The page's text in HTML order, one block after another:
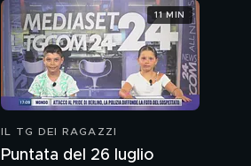
IL TG DEI RAGAZZI
Puntata del 26 luglio
11 MIN